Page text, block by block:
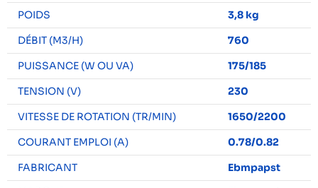
POIDS
3,8 kg
DÉBIT (M3/H)
760
PUISSANCE (W OU VA)
175/185
TENSION (V)
230
VITESSE DE ROTATION (TR/MIN)
1650/2200
COURANT EMPLOI (A)
0.78/0.82
FABRICANT
Ebmpapst